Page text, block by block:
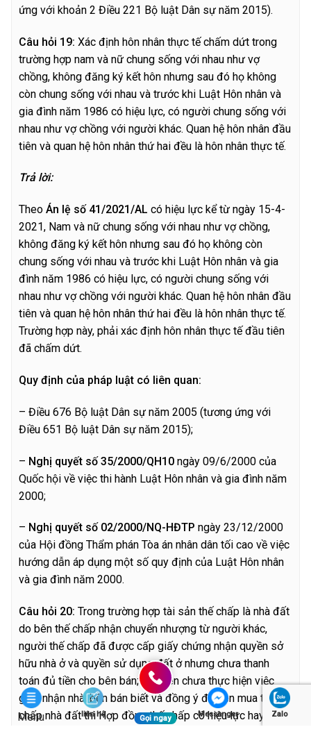
ứng với khoản 2 Điều 221 Bộ luật Dân sự năm 2015).
Câu hỏi 19: Xác định hôn nhân thực tế chấm dứt trong
trường hợp nam và nữ chung sống với nhau như vợ
chồng, không đăng ký kết hôn nhưng sau đó họ không
còn chung sống với nhau và trước khi Luật Hôn nhân và
gia đình năm 1986 có hiệu lực, có người chung sống với
nhau như vợ chồng với người khác. Quan hệ hôn nhân đầu
tiên và quan hệ hôn nhân thứ hai đều là hôn nhân thực tế.
Trả lời:
Theo Án lệ số 41/2021/AL có hiệu lực kể từ ngày 15-4-
2021, Nam và nữ chung sống với nhau như vợ chồng,
không đăng ký kết hôn nhưng sau đó họ không còn
chung sống với nhau và trước khi Luật Hôn nhân và gia
đình năm 1986 có hiệu lực, có người chung sống với
nhau như vợ chồng với người khác. Quan hệ hôn nhân đầu
tiên và quan hệ hôn nhân thứ hai đều là hôn nhân thực tế.
Trường hợp này, phải xác định hôn nhân thực tế đầu tiên
đã chấm dứt.
Quy định của pháp luật có liên quan:
– Điều 676 Bộ luật Dân sự năm 2005 (tương ứng với
Điều 651 Bộ luật Dân sự năm 2015);
– Nghị quyết số 35/2000/QH10 ngày 09/6/2000 của
Quốc hội về việc thi hành Luật Hôn nhân và gia đình năm
2000;
– Nghị quyết số 02/2000/NQ-HĐTP ngày 23/12/2000
của Hội đồng Thẩm phán Tòa án nhân dân tối cao về việc
hướng dẫn áp dụng một số quy định của Luật Hôn nhân
và gia đình năm 2000.
Câu hỏi 20: Trong trường hợp tài sản thế chấp là nhà đất
do bên thế chấp nhận chuyển nhượng từ người khác,
người thế chấp đã được cấp giấy chứng nhận quyền sở
hữu nhà ở và quyền sử dụng đất ở nhưng chưa thanh
toán đủ tiền cho bên bán; các bên chưa thực hiện việc
giao nhận nhà; bên bán biết và đồng ý để bên mua thế
chấp nhà đất thì Hợp đồng thế chấp có hiệu lực hay
Menu liên hệ Gọi ngay Messenger Zalo